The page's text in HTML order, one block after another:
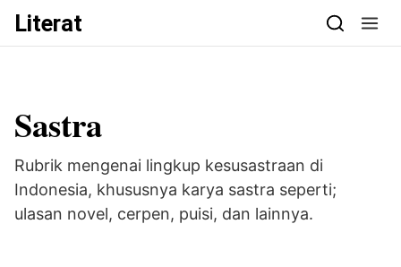
Skip to content
Literat
Sastra
Rubrik mengenai lingkup kesusastraan di
Indonesia, khususnya karya sastra seperti;
ulasan novel, cerpen, puisi, dan lainnya.